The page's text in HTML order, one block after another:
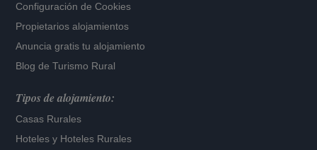
Configuración de Cookies
Propietarios alojamientos
Anuncia gratis tu alojamiento
Blog de Turismo Rural
Tipos de alojamiento:
Casas Rurales
Hoteles y Hoteles Rurales